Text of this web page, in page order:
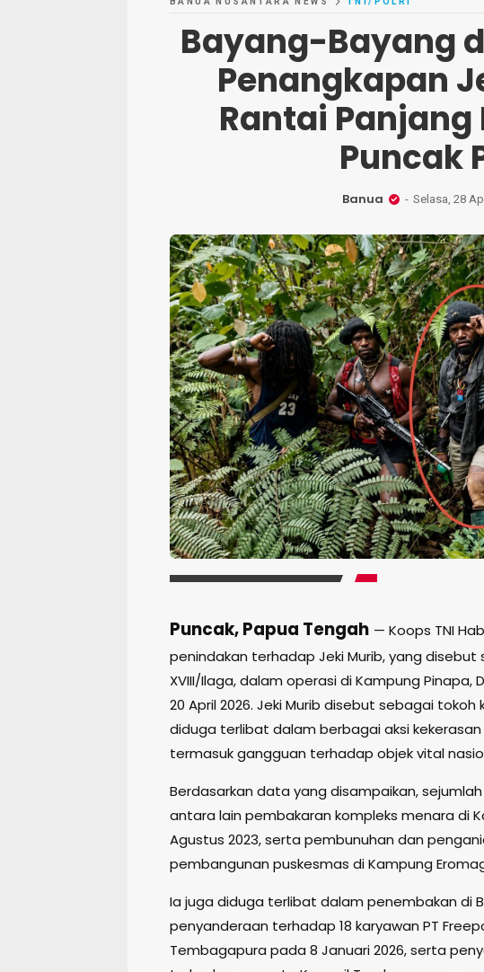
Bayang-Bayang
Penangkapan
Rantai
Puncak
Banua Selasa, 28
Puncak, Papua Tengah — Koops TNI
penindakan terhadap Jeki Murib, yang disebut
XVIII/Ilaga, dalam operasi di Kampung Pinapa,
20 April 2026. Jeki Murib disebut sebagai
diduga terlibat dalam berbagai aksi kekerasan
termasuk gangguan terhadap objek vital
Berdasarkan data yang disampaikan,
antara lain pembakaran kompleks menara di
Agustus 2023, serta pembunuhan dan
pembangunan puskesmas di Kampung
Ia juga diduga terlibat dalam penembakan di
penyanderaan terhadap 18 karyawan PT
Tembagapura pada 8 Januari 2026, serta